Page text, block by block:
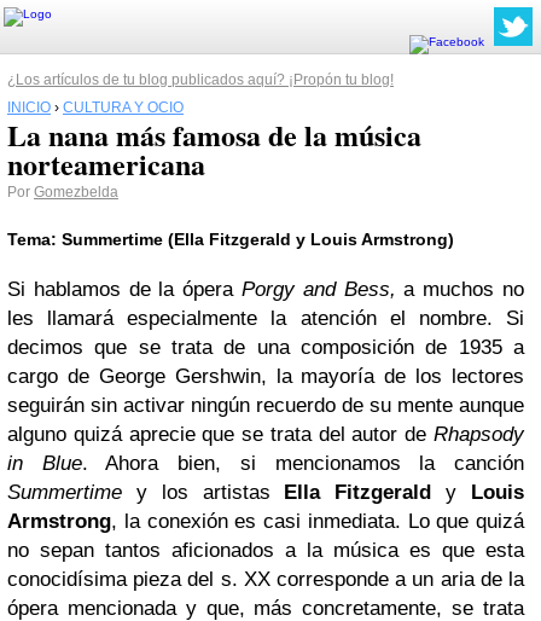
¿Los artículos de tu blog publicados aquí? ¡Propón tu blog!
INICIO › CULTURA Y OCIO
La nana más famosa de la música
norteamericana
Por Gomezbelda
Tema: Summertime (Ella Fitzgerald y Louis Armstrong)
Si hablamos de la ópera Porgy and Bess, a muchos no
les llamará especialmente la atención el nombre. Si
decimos que se trata de una composición de 1935 a
cargo de George Gershwin, la mayoría de los lectores
seguirán sin activar ningún recuerdo de su mente aunque
alguno quizá aprecie que se trata del autor de Rhapsody
in Blue. Ahora bien, si mencionamos la canción
Summertime y los artistas Ella Fitzgerald y Louis
Armstrong, la conexión es casi inmediata. Lo que quizá
no sepan tantos aficionados a la música es que esta
conocidísima pieza del s. XX corresponde a un aria de la
ópera mencionada y que, más concretamente, se trata